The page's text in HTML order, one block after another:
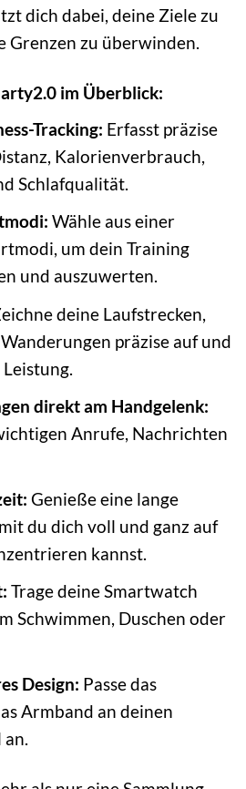
dich dabei, deine Ziele zu
Grenzen zu überwinden.
im Überblick:
Tracking: Erfasst präzise
Kalorienverbrauch,
Schlafqualität.
Wähle aus einer
um dein Training
und auszuwerten.
deine Laufstrecken,
präzise auf und
direkt am Handgelenk:
Anrufe, Nachrichten
Genieße eine lange
du dich voll und ganz auf
kannst.
Trage deine Smartwatch
Schwimmen, Duschen oder
Design: Passe das
Armband an deinen